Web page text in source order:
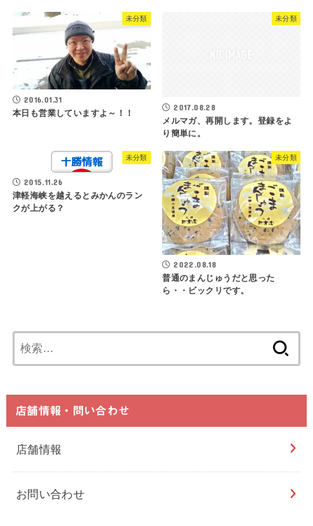
未分類
2016.01.31
本日も営業していますよ～！！
未分類
2017.08.28
メルマガ、再開します。登録をよ
り簡単に。
未分類
2015.11.26
津軽海峡を越えるとみかんのラン
クが上がる？
未分類
2022.08.18
普通のまんじゅうだと思った
ら・・ビックリです。
索:
店舗情報・問い合わせ
店舗情報
お問い合わせ